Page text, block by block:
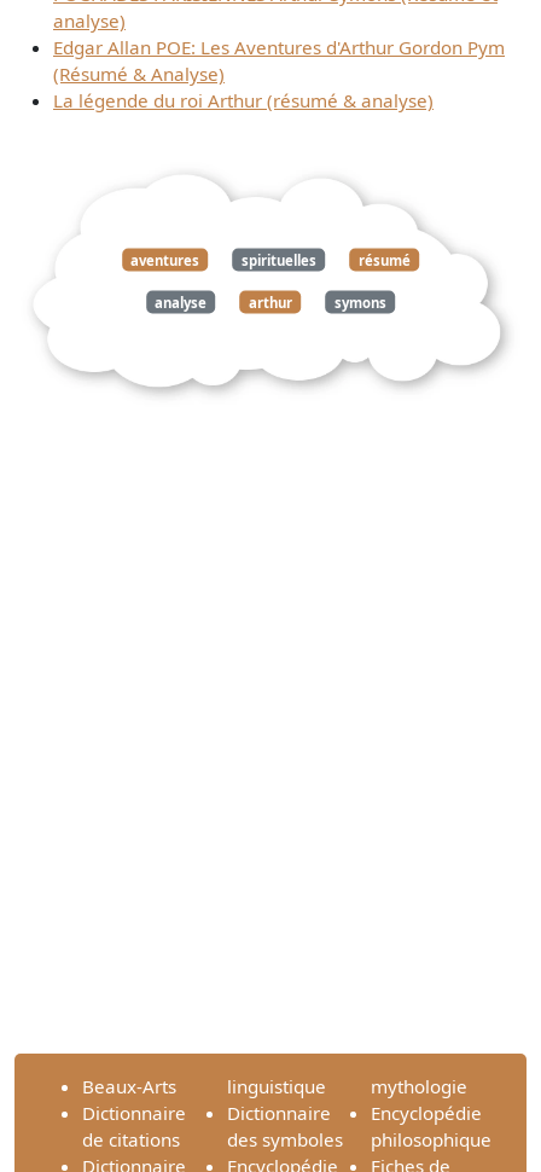
analyse)
Edgar Allan POE: Les Aventures d'Arthur Gordon Pym
(Résumé & Analyse)
La légende du roi Arthur (résumé & analyse)
aventures spirituelles résumé
analyse arthur symons
Beaux-Arts
Dictionnaire
de citations
Dictionnaire
linguistique
Dictionnaire
des symboles
Encyclopédie
mythologie
Encyclopédie
philosophique
Fiches de